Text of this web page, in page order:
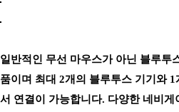
일반적인 무선 마우스가 아닌 블루투
품이며 최대 2개의 블루투스 기기와
서 연결이 가능합니다. 다양한 네비게